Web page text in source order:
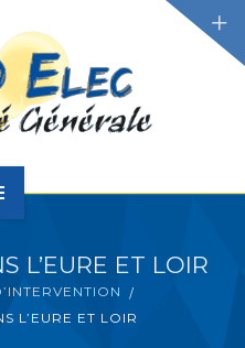
L’EURE ET LOIR
L’EURE ET LOIR